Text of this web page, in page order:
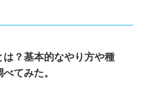
は？基本的なやり方や種
てみた。